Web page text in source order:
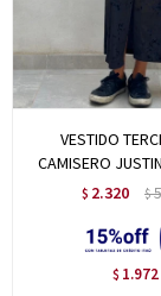
VESTIDO
CAMISERO
$ 2.320 $
$ 1.972